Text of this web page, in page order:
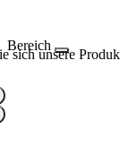
Bereich
sich unsere